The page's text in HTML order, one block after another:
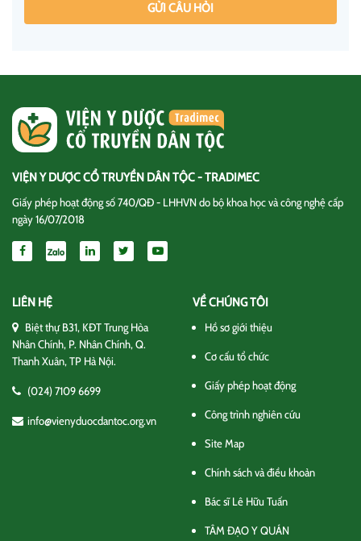
GỬI CÂU HỎI
VIỆN Y DƯỢC CỔ TRUYỀN DÂN TỘC - TRADIMEC
Giấy phép hoạt động số 740/QĐ - LHHVN do bộ khoa học và công nghệ cấp
ngày 16/07/2018
LIÊN HỆ
Biệt thự B31, KĐT Trung Hòa
Nhân Chính, P. Nhân Chính, Q.
Thanh Xuân, TP Hà Nội.
(024) 7109 6699
info@vienyduocdantoc.org.vn
VỀ CHÚNG TÔI
Hồ sơ giới thiệu
Cơ cấu tổ chức
Giấy phép hoạt động
Công trình nghiên cứu
Site Map
Chính sách và điều khoản
Bác sĩ Lê Hữu Tuấn
TÂM ĐẠO Y QUÁN